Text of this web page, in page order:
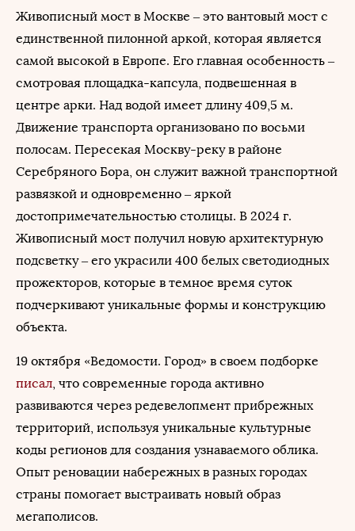
Живописный мост в Москве – это вантовый мост с
единственной пилонной аркой, которая является
самой высокой в Европе. Его главная особенность –
смотровая площадка-капсула, подвешенная в
центре арки. Над водой имеет длину 409,5 м.
Движение транспорта организовано по восьми
полосам. Пересекая Москву-реку в районе
Серебряного Бора, он служит важной транспортной
развязкой и одновременно – яркой
достопримечательностью столицы. В 2024 г.
Живописный мост получил новую архитектурную
подсветку – его украсили 400 белых светодиодных
прожекторов, которые в темное время суток
подчеркивают уникальные формы и конструкцию
объекта.
19 октября «Ведомости. Город» в своем подборке
писал, что современные города активно
развиваются через редевелопмент прибрежных
территорий, используя уникальные культурные
коды регионов для создания узнаваемого облика.
Опыт реновации набережных в разных городах
страны помогает выстраивать новый образ
мегаполисов.